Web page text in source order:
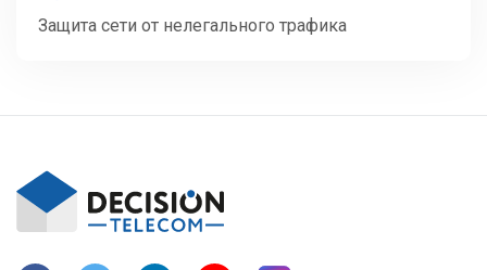
Защита сети от нелегального трафика